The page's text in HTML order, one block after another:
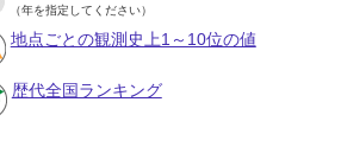
（年を指定してください）
地点ごとの観測史上1～10位の値
歴代全国ランキング